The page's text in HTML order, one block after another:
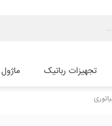
تجهیزات رباتیک